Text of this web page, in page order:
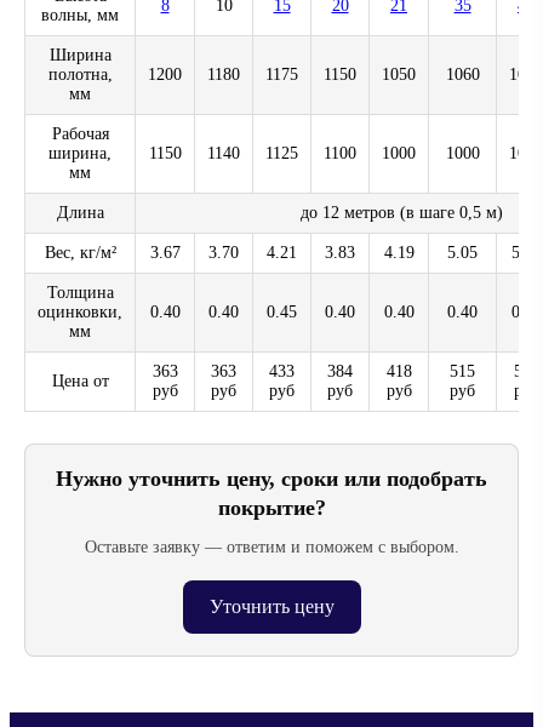
волны, мм
8 10 15 20 21 35 44
Ширина
полотна,
мм
1200 1180 1175 1150 1050 1060 1045
Рабочая
ширина,
мм
1150 1140 1125 1100 1000 1000 1000
Длина до 12 метров (в шаге 0,5 м)
Вес, кг/м² 3.67 3.70 4.21 3.83 4.19 5.05 5.10
Толщина
оцинковки,
мм
0.40 0.40 0.45 0.40 0.40 0.40 0.45
Цена от
363
руб
363
руб
433
руб
384
руб
418
руб
515
руб
504
руб
Нужно уточнить цену, сроки или подобрать
покрытие?
Оставьте заявку — ответим и поможем с выбором.
Уточнить цену